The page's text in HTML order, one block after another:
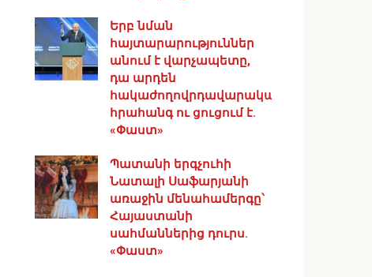
Երբ նման
հայտարարություններ
անում է վարչապետը,
դա արդեն
հակաժողովրդավարական
հրահանգ ու ցուցում է.
«Փաստ»
Պատանի երգչուհի
Նատալի Սաֆարյանի
առաջին մենահամերգը՝
Հայաստանի
սահմաններից դուրս.
«Փաստ»